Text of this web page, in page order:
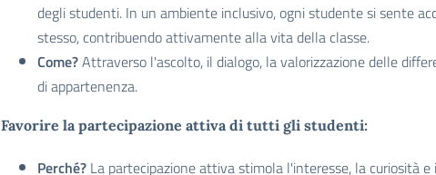
degli studenti. In un ambiente inclusivo, ogni studente si sente
stesso, contribuendo attivamente alla vita della classe.
Come?Attraverso l'ascolto, il dialogo, la valorizzazione delle
di appartenenza.
Favorire la partecipazione attiva di tutti gli studenti:
Perché? La partecipazione attiva stimola l'interesse, la curiosità